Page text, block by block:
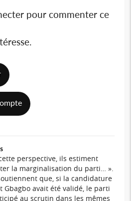
pour commenter ce
perspective, ils estiment
la marginalisation du parti… ».
que, si la candidature
Gbagbo avait été validé, le parti
au scrutin dans les mêmes